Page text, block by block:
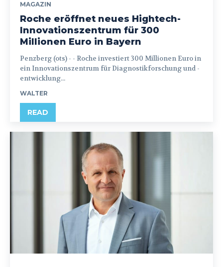
MAGAZIN
Roche eröffnet neues Hightech-
Innovationszentrum für 300
Millionen Euro in Bayern
Penzberg (ots) - - Roche investiert 300 Millionen Euro in
ein Innovationszentrum für Diagnostikforschung und -
entwicklung...
WALTER
READ